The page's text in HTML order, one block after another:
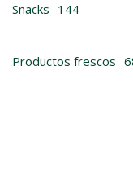
Snacks 144
Productos frescos